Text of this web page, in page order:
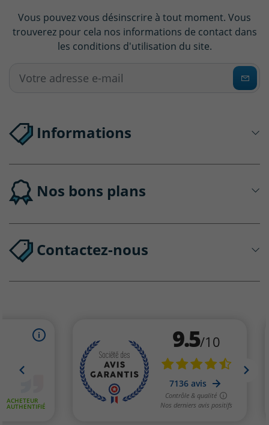
Vous pouvez vous désinscrire à tout moment. Vous
trouverez pour cela nos informations de contact dans
les conditions d'utilisation du site.
Informations
Nos bons plans
Contactez-nous